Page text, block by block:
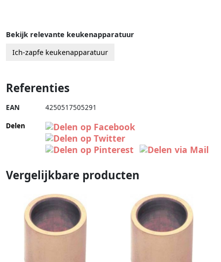
Bekijk relevante keukenapparatuur
Ich-zapfe keukenapparatuur
Referenties
EAN 4250517505291
Delen
Vergelijkbare producten